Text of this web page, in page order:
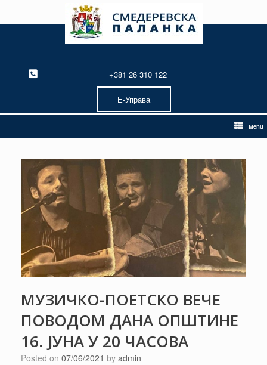
content
+381 26 310 122
Е-Управа
Menu
МУЗИЧКО-ПОЕТСКО ВЕЧЕ
ПОВОДОМ ДАНА ОПШТИНЕ
16. ЈУНА У 20 ЧАСОВА
Posted on 07/06/2021 by admin